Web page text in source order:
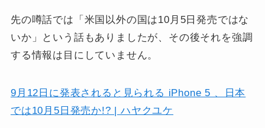
先の噂話では「米国以外の国は10月5日発売ではな
いか」という話もありましたが、その後それを強調
する情報は目にしていません。
9月12日に発表されると見られる iPhone 5 、日本
では10月5日発売か!? | ハヤクユケ